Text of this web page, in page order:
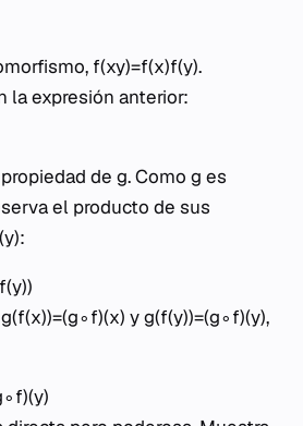
f(xy)=f(x)f(y).
la expresión anterior:
de g. Como g es
el producto de sus
y g(f(y))=(g∘f)(y),